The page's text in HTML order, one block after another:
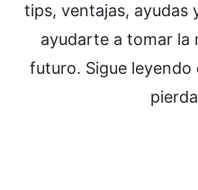
tips, ventajas, ayudas
ayudarte a tomar la
futuro. Sigue